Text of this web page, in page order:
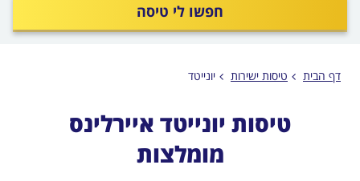
חפשו לי טיסה
לפני
דף הבית טיסות ישירות יונייטד
טיסות יונייטד איירלינס
מומלצות